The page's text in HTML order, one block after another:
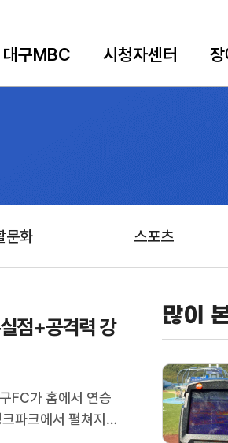
대구MBC 시청자센터
문화 스포츠
점+공격력 강
FC가 홈에서 연승
파크에서 펼쳐지는
많이